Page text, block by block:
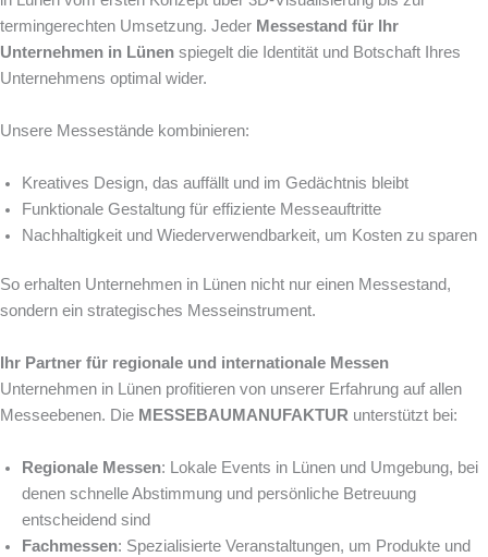
termingerechten Umsetzung. Jeder Messestand für Ihr
Unternehmen in Lünen spiegelt die Identität und Botschaft Ihres
Unternehmens optimal wider.
Unsere Messestände kombinieren:
Kreatives Design, das auffällt und im Gedächtnis bleibt
Funktionale Gestaltung für effiziente Messeauftritte
Nachhaltigkeit und Wiederverwendbarkeit, um Kosten zu sparen
So erhalten Unternehmen in Lünen nicht nur einen Messestand,
sondern ein strategisches Messeinstrument.
Ihr Partner für regionale und internationale Messen
Unternehmen in Lünen profitieren von unserer Erfahrung auf allen
Messeebenen. Die MESSEBAUMANUFAKTUR unterstützt bei:
Regionale Messen: Lokale Events in Lünen und Umgebung, bei
denen schnelle Abstimmung und persönliche Betreuung
entscheidend sind
Fachmessen: Spezialisierte Veranstaltungen, um Produkte und